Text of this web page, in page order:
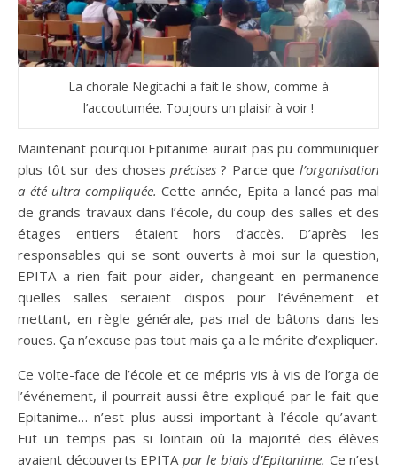
La chorale Negitachi a fait le show, comme à
l’accoutumée. Toujours un plaisir à voir !
Maintenant pourquoi Epitanime aurait pas pu communiquer
plus tôt sur des chosesprécises? Parce quel’organisation
a été ultra compliquée.Cette année, Epita a lancé pas mal
de grands travaux dans l’école, du coup des salles et des
étages entiers étaient hors d’accès. D’après les
responsables qui se sont ouverts à moi sur la question,
EPITA a rien fait pour aider, changeant en permanence
quelles salles seraient dispos pour l’événement et
mettant, en règle générale, pas mal de bâtons dans les
roues. Ça n’excuse pas tout mais ça a le mérite d’expliquer.
Ce volte-face de l’école et ce mépris vis à vis de l’orga de
l’événement, il pourrait aussi être expliqué par le fait que
Epitanime… n’est plus aussi important à l’école qu’avant.
Fut un temps pas si lointain où la majorité des élèves
avaient découverts EPITA par le biais d’Epitanime. Ce n’est